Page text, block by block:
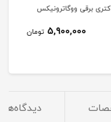
برقی ووگاترونیکس
5,900,000 تومان
دیدگاه‌ها